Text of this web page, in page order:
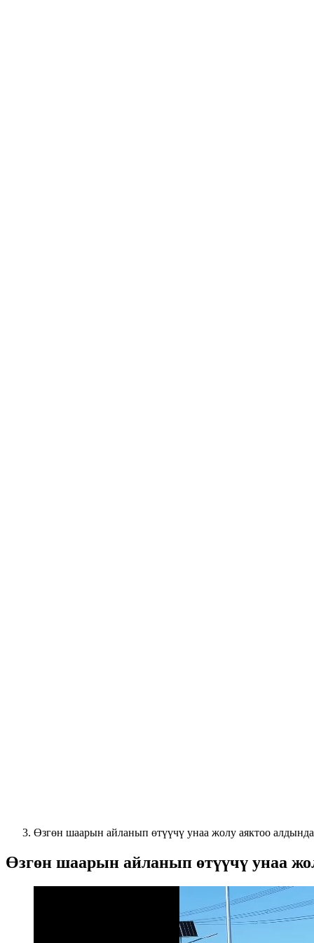
Өзгөн шаарын айланып өтүүчү унаа жолу аяктоо
Өзгөн шаарын айланып өтүүчү унаа